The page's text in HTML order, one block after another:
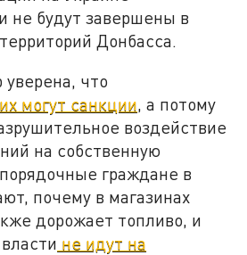
не будут завершены в
Донбасса.
уверена, что
могут санкции, а потому
воздействие
на собственную
граждане в
почему в магазинах
дорожает топливо, и
не идут на